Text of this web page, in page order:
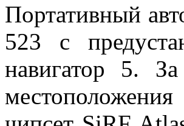
Портативный
523 с
навигатор 5.
местоположения